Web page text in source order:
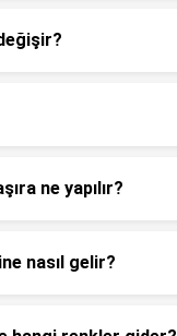
ne yapılır?
nasıl gelir?